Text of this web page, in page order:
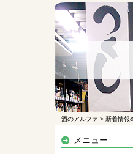
酒のアルファ > 新着情報
メニュー